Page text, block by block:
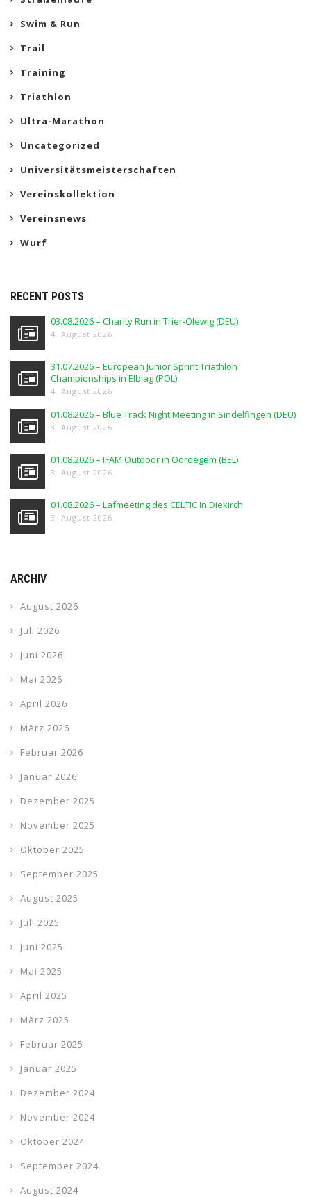
Swim & Run
Trail
Training
Triathlon
Ultra-Marathon
Uncategorized
Universitätsmeisterschaften
Vereinskollektion
Vereinsnews
Wurf
RECENT POSTS
03.08.2026 – Charity Run in Trier-Olewig (DEU)
4. August 2026
31.07.2026 – European Junior Sprint Triathlon
Championships in Elblag (POL)
4. August 2026
01.08.2026 – Blue Track Night Meeting in Sindelfingen (DEU)
3. August 2026
01.08.2026 – IFAM Outdoor in Oordegem (BEL)
3. August 2026
01.08.2026 – Lafmeeting des CELTIC in Diekirch
3. August 2026
ARCHIV
August 2026
Juli 2026
Juni 2026
Mai 2026
April 2026
März 2026
Februar 2026
Januar 2026
Dezember 2025
November 2025
Oktober 2025
September 2025
August 2025
Juli 2025
Juni 2025
Mai 2025
April 2025
März 2025
Februar 2025
Januar 2025
Dezember 2024
November 2024
Oktober 2024
September 2024
August 2024